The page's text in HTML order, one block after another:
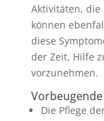
Aktivitäten, die
können
diese
der Zeit, Hilfe
vorzunehmen.
Die Pflege